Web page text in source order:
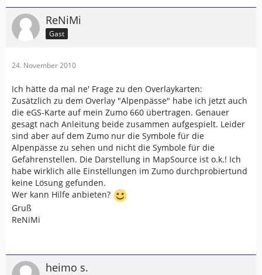
ReNiMi
Gast
24. November 2010
Ich hätte da mal ne' Frage zu den Overlaykarten:
Zusätzlich zu dem Overlay "Alpenpässe" habe ich jetzt auch
die eGS-Karte auf mein Zumo 660 übertragen. Genauer
gesagt nach Anleitung beide zusammen aufgespielt. Leider
sind aber auf dem Zumo nur die Symbole für die
Alpenpässe zu sehen und nicht die Symbole für die
Gefahrenstellen. Die Darstellung in MapSource ist o.k.! Ich
habe wirklich alle Einstellungen im Zumo durchprobiertund
keine Lösung gefunden.
Wer kann Hilfe anbieten?
Gruß
ReNiMi
heimo s.